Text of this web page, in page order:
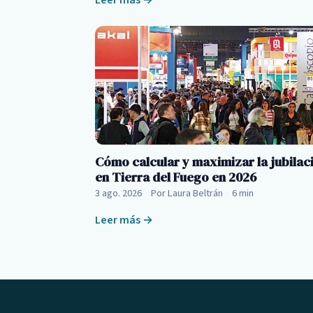
Cómo calcular y maximizar la
en Tierra del Fuego en 2026
3 ago. 2026 Por Laura Beltrán 6 min
Leer más →